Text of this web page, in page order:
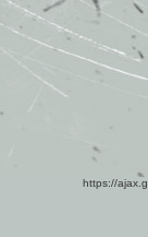
https://